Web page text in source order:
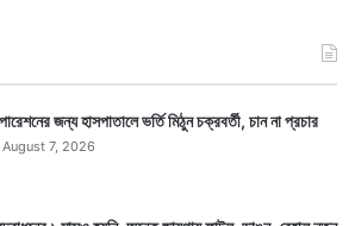
জন্য হাসপাতালে ভর্তি মিঠুন চক্রবর্তী, চান না প্রচার
August 7, 2026